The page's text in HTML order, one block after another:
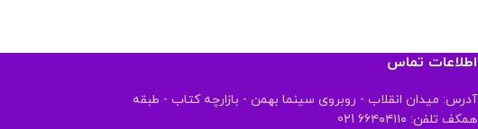
اطلاعات تماس
آدرس: میدان انقلاب - روبروی سینما بهمن - بازارچه کتاب - طبقه
همکف تلفن: ۶۶۴۰۴۱۱۰ 021